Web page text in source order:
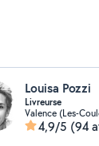
Louisa Pozzi
Livreurse
Valence (Les-
4,9/5 (94